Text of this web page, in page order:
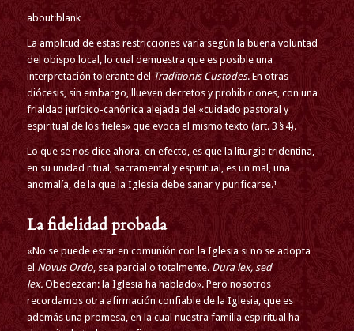
about:blank
La amplitud de estas restricciones varía según la buena voluntad
del obispo local, lo cual demuestra que es posible una
interpretación tolerante del Traditionis Custodes. En otras
diócesis, sin embargo, llueven decretos y prohibiciones, con una
frialdad jurídico-canónica alejada del «cuidado pastoral y
espiritual de los fieles» que evoca el mismo texto (art. 3 § 4).
Lo que se nos dice ahora, en efecto, es que la liturgia tridentina,
en su unidad ritual, sacramental y espiritual, es un mal, una
anomalía, de la que la Iglesia debe sanar y purificarse.¹
La fidelidad probada
«No se puede estar en comunión con la Iglesia si no se adopta
el Novus Ordo, sea parcial o totalmente. Dura lex, sed
lex.Obedezcan: la Iglesia ha hablado». Pero nosotros
recordamos otra afirmación confiable de la Iglesia, que es
además una promesa, en la cual nuestra familia espiritual ha